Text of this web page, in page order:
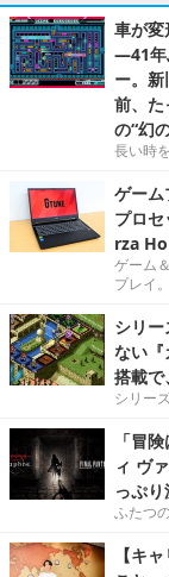
車が変
―41年
ー。
前、た
の“幻
長い時
ゲー
プロ
rza
ゲーム
プレイ
シリ
ない『
搭載で
シリー
「冒
ィ ヴ
っぷ
ふたつ
【キ